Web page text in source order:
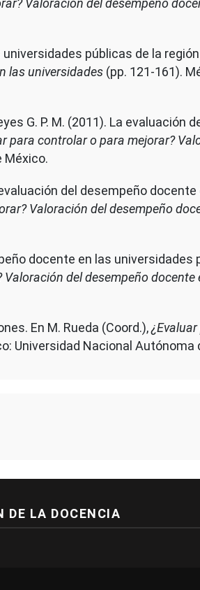
Valoración del desempeño
públicas de la
las universidades (pp. 121-161).
G. P. M. (2011). La
para controlar o para mejorar?
México.
evaluación del desempeño
Valoración del desempeño
docente en las
del desempeño docente
En M. Rueda (Coord.),
Universidad Nacional Autónoma
DE LA DOCENCIA